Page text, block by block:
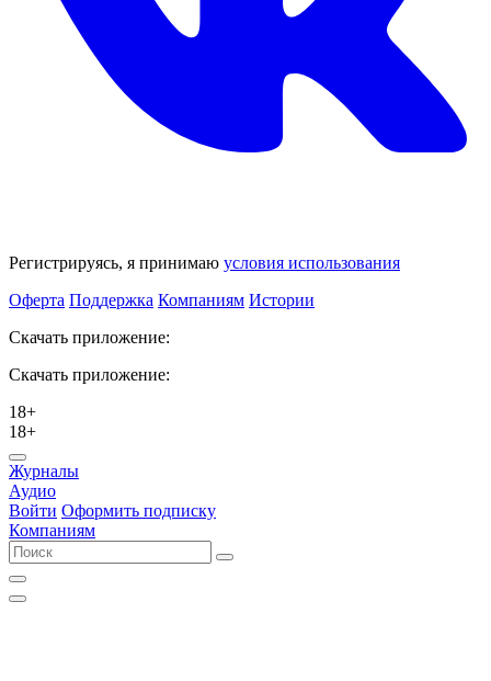
Регистрируясь, я принимаю условия использования
Оферта Поддержка Компаниям Истории
Скачать приложение:
Скачать приложение:
18+
18+
Журналы
Аудио
Войти Оформить подписку
Компаниям